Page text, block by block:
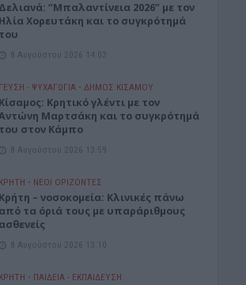
Δελιανά: “Μπαλαντίνεια 2026” με τον
Ηλία Χορευτάκη και το συγκρότημά
του
8 Αυγούστου 2026 14:03
ΓΕΎΣΗ - ΨΥΧΑΓΩΓΊΑ • ΔΉΜΟΣ ΚΙΣΆΜΟΥ
Kίσαμος: Κρητικό γλέντι με τον
Μαρτσάκη και το συγκρότημά
του στον Κάμπο
8 Αυγούστου 2026 13:59
ΚΡΗΤΗ • ΝΕΟΙ ΟΡΙΖΟΝΤΕΣ
Κρήτη – νοσοκομεία: Κλινικές πάνω
από τα όριά τους με υπαράριθμους
ασθενείς
8 Αυγούστου 2026 13:10
ΚΡΗΤΗ • ΠΑΙΔΕΙΑ - ΕΚΠΑΙΔΕΥΣΗ